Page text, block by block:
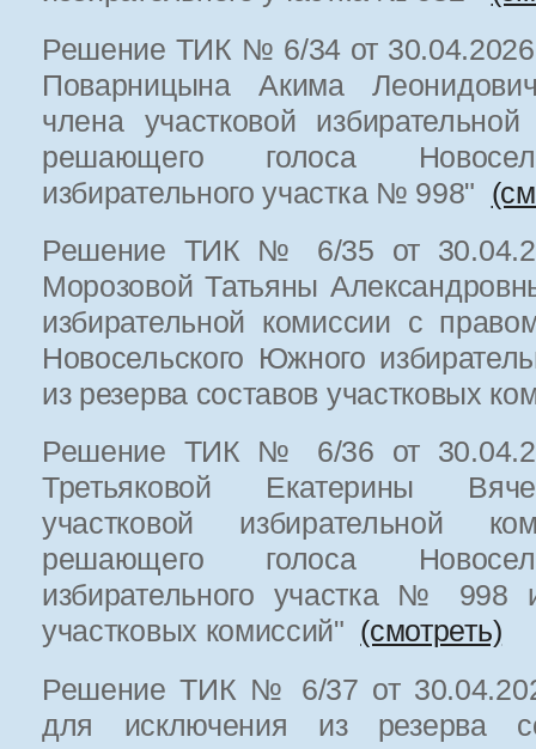
Решение ТИК № 6/34 от
Поварницына Акима
члена участковой
решающего голоса
избирательного участка № 998"
Решение ТИК № 6/35 от
Морозовой Татьяны
избирательной комиссии с
Новосельского Южного
из резерва составов участковых
Решение ТИК № 6/36 от
Третьяковой Екатерины
участковой избирательной
решающего голоса
избирательного участка № 998
участковых комиссий" (смотреть)
Решение ТИК № 6/37 от
для исключения из резерва